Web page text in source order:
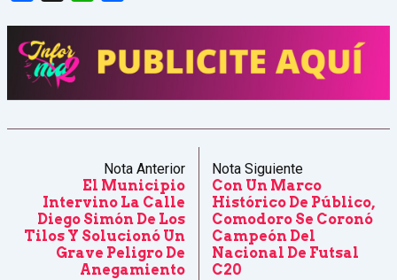
Nota Anterior
El Municipio
Intervino La Calle
Diego Simón De Los
Tilos Y Solucionó Un
Grave Peligro De
Anegamiento
Nota Siguiente
Con Un Marco
Histórico De Público,
Comodoro Se Coronó
Campeón Del
Nacional De Futsal
C20